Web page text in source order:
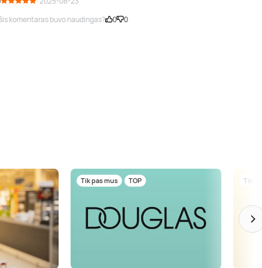
komentaras buvo naudingas?
0 0
Tik pas mus TOP Tik